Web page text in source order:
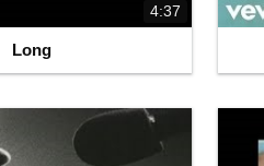
4:37
Long